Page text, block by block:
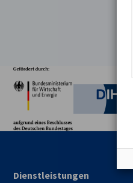
Dienstleistungen